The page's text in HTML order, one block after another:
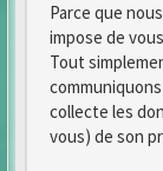
Parce que
impose de
Tout
collecte les
vous) de son